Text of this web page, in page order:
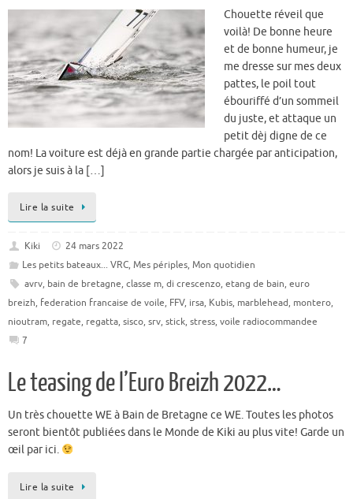
Chouette réveil que
voilà! De bonne heure
et de bonne humeur, je
me dresse sur mes deux
pattes, le poil tout
ébouriffé d’un sommeil
du juste, et attaque un
petit dèj digne de ce
nom! La voiture est déjà en grande partie chargée par anticipation,
alors je suis à la […]
Lire la suite
Kiki
24 mars 2022
Les petits bateaux... VRC, Mes périples, Mon quotidien
avrv, bain de bretagne, classe m, di crescenzo, etang de bain, euro
breizh, federation francaise de voile, FFV, irsa, Kubis, marblehead, montero,
nioutram, regate, regatta, sisco, srv, stick, stress, voile radiocommandee
7
Le teasing de l’Euro Breizh 2022…
Un très chouette WE à Bain de Bretagne ce WE. Toutes les photos
seront bientôt publiées dans le Monde de Kiki au plus vite! Garde un
œil par ici.
Lire la suite